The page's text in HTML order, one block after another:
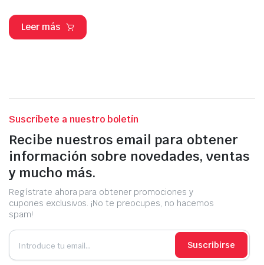
Leer más
Suscríbete a nuestro boletín
Recibe nuestros email para obtener
información sobre novedades, ventas
y mucho más.
Regístrate ahora para obtener promociones y
cupones exclusivos. ¡No te preocupes, no hacemos
spam!
Suscribirse